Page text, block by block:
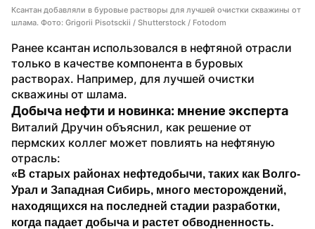
Ксантан добавляли в буровые растворы для лучшей очистки скважины от
шлама. Фото: Grigorii Pisotsckii / Shutterstock / Fotodom
Ранее ксантан использовался в нефтяной отрасли
только в качестве компонента в буровых
растворах. Например, для лучшей очистки
скважины от шлама.
Добыча нефти и новинка: мнение эксперта
Виталий Дручин объяснил, как решение от
пермских коллег может повлиять на нефтяную
отрасль:
«В старых районах нефтедобычи, таких как Волго-
Урал и Западная Сибирь, много месторождений,
находящихся на последней стадии разработки,
когда падает добыча и растет обводненность.